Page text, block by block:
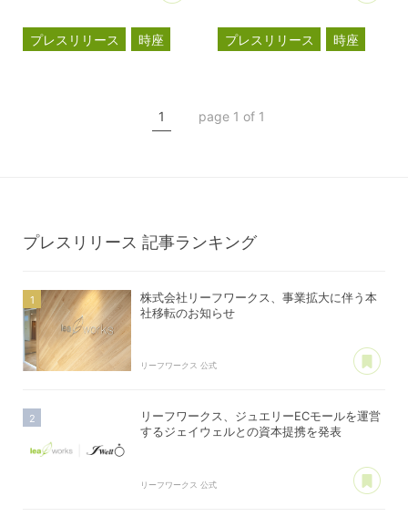
プレスリリース
時座
クラウドファンディング
プレスリリース
時座
1 page 1 of 1
プレスリリース 記事ランキング
株式会社リーフワークス、事業拡大に伴う本
社移転のお知らせ
リーフワークス 公式
リーフワークス、ジュエリーECモールを運営
するジェイウェルとの資本提携を発表
リーフワークス 公式